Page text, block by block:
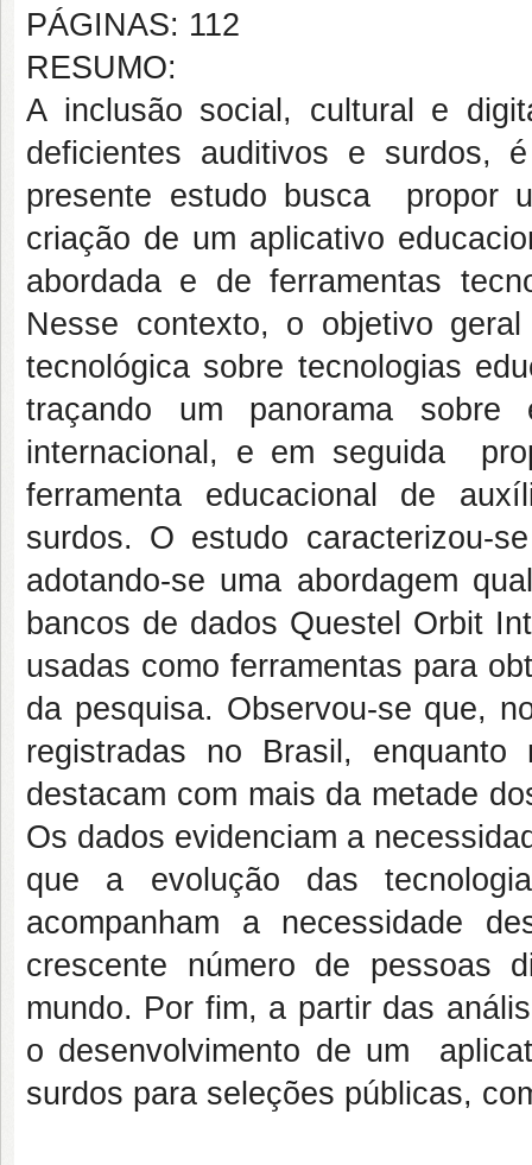
PÁGINAS: 112
RESUMO:
A inclusão social, cultural e
deficientes auditivos e surdos,
presente estudo busca propor
criação de um aplicativo
abordada e de ferramentas
Nesse contexto, o objetivo
tecnológica sobre tecnologias
traçando um panorama
internacional, e em seguida
ferramenta educacional de
surdos. O estudo caracterizou-
adotando-se uma abordagem
bancos de dados Questel Orbit
usadas como ferramentas para
da pesquisa. Observou-se que,
registradas no Brasil,
destacam com mais da metade
Os dados evidenciam a
que a evolução das
acompanham a necessidade
crescente número de pessoas
mundo. Por fim, a partir das
o desenvolvimento de um
surdos para seleções públicas,